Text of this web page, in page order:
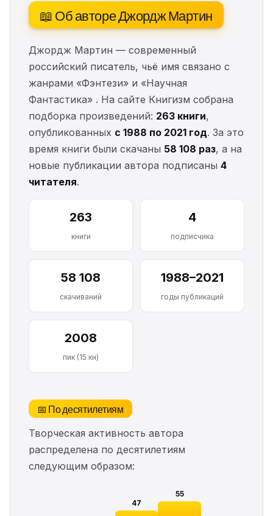
📖 Об авторе Джордж Мартин
Джордж Мартин — современный
российский писатель, чьё имя связано с
жанрами «Фэнтези» и «Научная
Фантастика» . На сайте Книгизм собрана
подборка произведений: 263 книги,
опубликованных с 1988 по 2021 год. За это
время книги были скачаны 58 108 раз, а на
новые публикации автора подписаны 4
читателя.
263
книги
4
подписчика
58 108
скачиваний
1988–2021
годы публикаций
2008
пик (15 кн)
📅 По десятилетиям
Творческая активность автора
распределена по десятилетиям
следующим образом:
47
55